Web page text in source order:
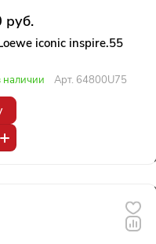
руб.
iconic inspire.55
наличии Арт. 64800U75